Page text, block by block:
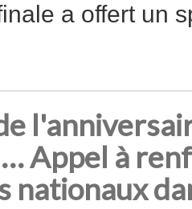
a offert un
Appel à
nationaux